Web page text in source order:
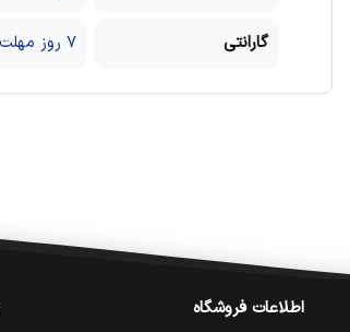
گارانتی 7 روز مهلت تست
اطلاعات فروشگاه